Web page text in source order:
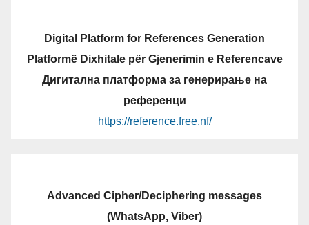
Digital Platform for References Generation
Platformë Dixhitale për Gjenerimin e Referencave
Дигитална платформа за генерирање на
референци
https://reference.free.nf/
Advanced Cipher/Deciphering messages
(WhatsApp, Viber)